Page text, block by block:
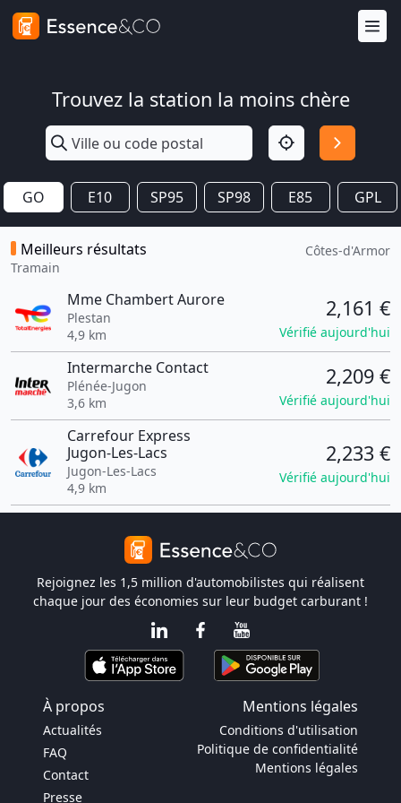
Trouvez la station la moins chère
GO E10 SP95 SP98 E85 GPL
Meilleurs résultats
Tramain
Côtes-d'Armor
Mme Chambert Aurore
Plestan
4,9 km
2,161 €
Vérifié aujourd'hui
Intermarche Contact
Plénée-Jugon
3,6 km
2,209 €
Vérifié aujourd'hui
Carrefour Express
Jugon-Les-Lacs
Jugon-Les-Lacs
4,9 km
2,233 €
Vérifié aujourd'hui
Rejoignez les 1,5 million d'automobilistes qui réalisent
chaque jour des économies sur leur budget carburant !
À propos Mentions légales
Actualités
FAQ
Contact
Presse
Conditions d'utilisation
Politique de confidentialité
Mentions légales